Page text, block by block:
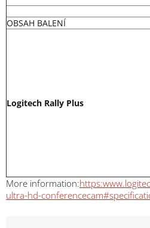
OBSAH BALENÍ
Logitech Rally Plus
More information:
ultra-hd-